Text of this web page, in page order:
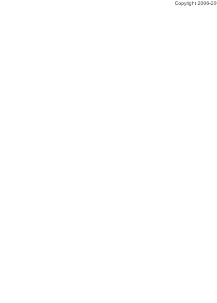
Copyright 2006-